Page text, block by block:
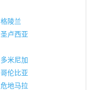
格陵兰
圣卢西亚
多米尼加
哥伦比亚
危地马拉